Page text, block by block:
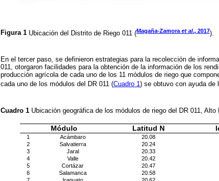
Figura 1 Ubicación del Distrito de Riego 011 (Magaña-Zamora et al., 2017).
En el tercer paso, se definieron estrategias para la recolección de
011, otorgaron facilidades para la obtención de la información de los
producción agrícola de cada uno de los 11 módulos de riego que
cada uno de los módulos del DR 011 (Cuadro 1) se obtuvo con ayuda de
Cuadro 1 Ubicación geográfica de los módulos de riego del DR 011, Alto
Módulo Latitud N
1 Acámbaro 20.08
2
Salvatierra 20.24
3
Jaral 20.33
4
Valle 20.42
5
Cortázar 20.47
6
Salamanca 20.58